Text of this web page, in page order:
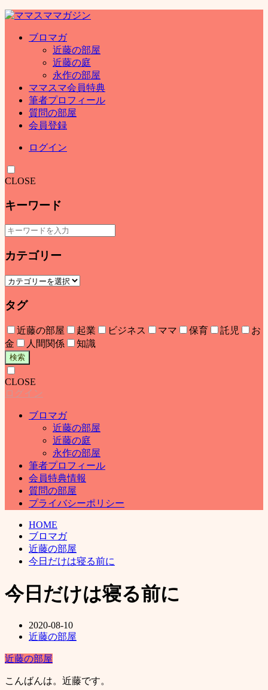
ブロマガ
近藤の部屋
近藤の庭
永作の部屋
ママスマ会員特典
筆者プロフィール
質問の部屋
会員登録
ログイン
CLOSE
キーワード
カテゴリー
タグ
近藤の部屋 起業 ビジネス ママ 保育 託児
お
金
人間関係 知識
検索
CLOSE
ログイン
ブロマガ
近藤の部屋
近藤の庭
永作の部屋
筆者プロフィール
会員特典情報
質問の部屋
プライバシーポリシー
HOME
ブロマガ
近藤の部屋
今日だけは寝る前に
今日だけは寝る前に
2020-08-10
近藤の部屋
近藤の部屋
こんばんは。近藤です。